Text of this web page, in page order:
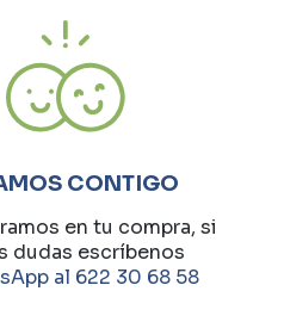
CONTIGO
en tu compra, si
dudas escríbenos
al 622 30 68 58